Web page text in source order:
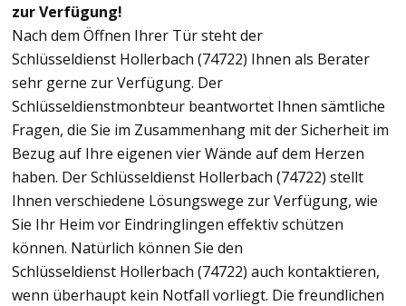
zur Verfügung!
Nach dem Öffnen Ihrer Tür steht der
Schlüsseldienst Hollerbach (74722) Ihnen als Berater
sehr gerne zur Verfügung. Der
Schlüsseldienstmonbteur beantwortet Ihnen sämtliche
Fragen, die Sie im Zusammenhang mit der Sicherheit im
Bezug auf Ihre eigenen vier Wände auf dem Herzen
haben. Der Schlüsseldienst Hollerbach (74722) stellt
Ihnen verschiedene Lösungswege zur Verfügung, wie
Sie Ihr Heim vor Eindringlingen effektiv schützen
können. Natürlich können Sie den
Schlüsseldienst Hollerbach (74722) auch kontaktieren,
wenn überhaupt kein Notfall vorliegt. Die freundlichen